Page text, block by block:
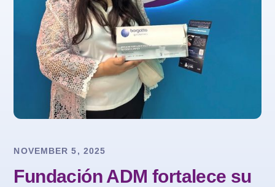
NOVEMBER 5, 2025
Fundación ADM fortalece su